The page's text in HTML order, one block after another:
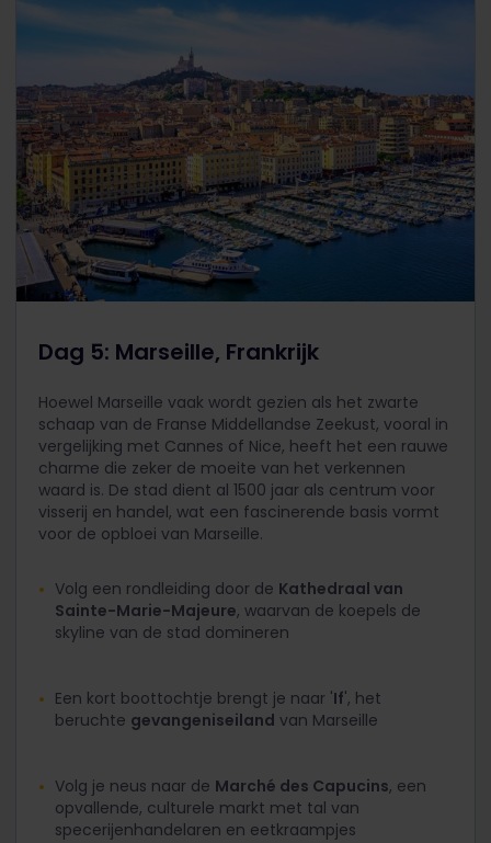
Dag 5: Marseille, Frankrijk
Hoewel Marseille vaak wordt gezien als het zwarte
schaap van de Franse Middellandse Zeekust, vooral in
vergelijking met Cannes of Nice, heeft het een rauwe
charme die zeker de moeite van het verkennen
waard is. De stad dient al 1500 jaar als centrum voor
visserij en handel, wat een fascinerende basis vormt
voor de opbloei van Marseille.
Volg een rondleiding door de Kathedraal van
Sainte-Marie-Majeure, waarvan de koepels de
skyline van de stad domineren
Een kort boottochtje brengt je naar 'If', het
beruchte gevangeniseiland van Marseille
Volg je neus naar de Marché des Capucins, een
opvallende, culturele markt met tal van
specerijenhandelaren en eetkraampjes